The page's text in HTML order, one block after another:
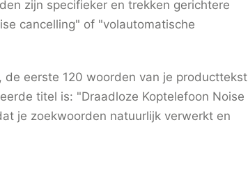
zijn specifieker en trekken gerichtere
cancelling" of "volautomatische
eerste 120 woorden van je producttekst
titel is: "Draadloze Koptelefoon Noise
je zoekwoorden natuurlijk verwerkt en